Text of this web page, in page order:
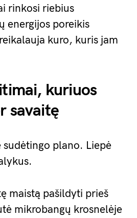
rinkosi riebius
energijos poreikis
kuro, kuris jam
kuriuos
savaitę
sudėtingo plano. Liepė
maistą pašildyti prieš
mikrobangų krosnelėje